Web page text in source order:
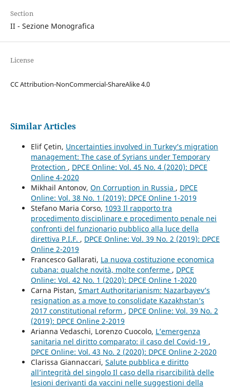
Section
II - Sezione Monografica
License
CC Attribution-NonCommercial-ShareAlike 4.0
Similar Articles
Elif Çetin, Uncertainties involved in Turkey’s migration
management: The case of Syrians under Temporary
Protection , DPCE Online: Vol. 45 No. 4 (2020): DPCE
Online 4-2020
Mikhail Antonov, On Corruption in Russia , DPCE
Online: Vol. 38 No. 1 (2019): DPCE Online 1-2019
Stefano Maria Corso, 1093 Il rapporto tra
procedimento disciplinare e procedimento penale nei
confronti del funzionario pubblico alla luce della
direttiva P.I.F. , DPCE Online: Vol. 39 No. 2 (2019): DPCE
Online 2-2019
Francesco Gallarati, La nuova costituzione economica
cubana: qualche novità, molte conferme , DPCE
Online: Vol. 42 No. 1 (2020): DPCE Online 1-2020
Carna Pistan, Smart Authoritarianism: Nazarbayev’s
resignation as a move to consolidate Kazakhstan’s
2017 constitutional reform , DPCE Online: Vol. 39 No. 2
(2019): DPCE Online 2-2019
Arianna Vedaschi, Lorenzo Cuocolo, L’emergenza
sanitaria nel diritto comparato: il caso del Covid-19 ,
DPCE Online: Vol. 43 No. 2 (2020): DPCE Online 2-2020
Clarissa Giannaccari, Salute pubblica e diritto
all’integrità del singolo Il caso della risarcibilità delle
lesioni derivanti da vaccini nelle suggestioni della